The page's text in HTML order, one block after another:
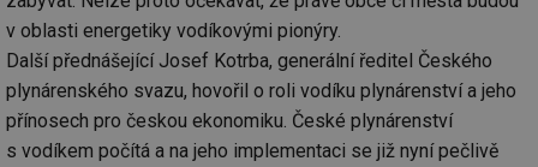
v oblasti energetiky vodíkovými pionýry.
Další přednášející Josef Kotrba, generální ředitel Českého
plynárenského svazu, hovořil o roli vodíku plynárenství a jeho
přínosech pro českou ekonomiku. České plynárenství
s vodíkem počítá a na jeho implementaci se již nyní pečlivě